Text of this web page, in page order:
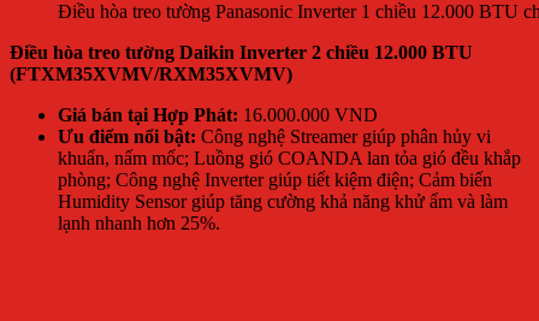
Điều hòa treo tường Panasonic Inverter 1 chiều 12.000 BTU
Điều hòa treo tường Daikin Inverter 2 chiều 12.000 BTU
(FTXM35XVMV/RXM35XVMV)
Giá bán tại Hợp Phát: 16.000.000 VND
Ưu điểm nổi bật: Công nghệ Streamer giúp phân hủy vi
khuẩn, nấm mốc; Luồng gió COANDA lan tỏa gió đều khắp
phòng; Công nghệ Inverter giúp tiết kiệm điện; Cảm biến
Humidity Sensor giúp tăng cường khả năng khử ẩm và làm
lạnh nhanh hơn 25%.